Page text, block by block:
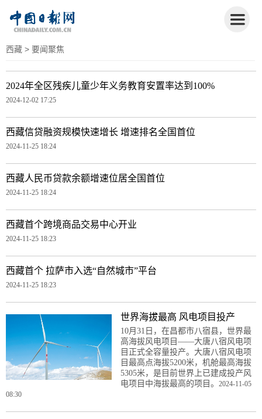
西藏 > 要闻聚焦
2024年全区残疾儿童少年义务教育安置率达到100%
2024-12-02 17:25
西藏信贷融资规模快速增长 增速排名全国首位
2024-11-25 18:24
西藏人民币贷款余额增速位居全国首位
2024-11-25 18:24
西藏首个跨境商品交易中心开业
2024-11-25 18:23
西藏首个 拉萨市入选“自然城市”平台
2024-11-25 18:23
世界海拔最高 风电项目投产
10月31日，在昌都市八宿县，世界最
高海拔风电项目——大唐八宿风电项
目正式全容量投产。大唐八宿风电项
目最高点海拔5200米，机舱最高海拔
5305米，是目前世界上已建成投产风
电项目中海拔最高的项目。 2024-11-05
08:30